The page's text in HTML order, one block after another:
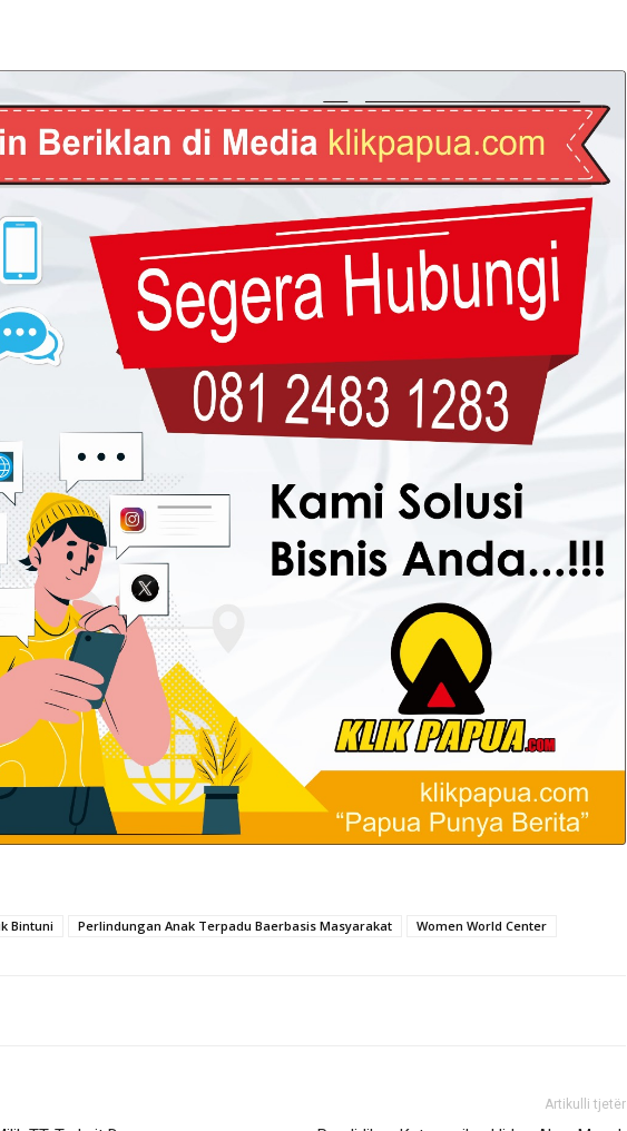
Bintuni Perlindungan Anak Terpadu Baerbasis Masyarakat Women World Center
Artikulli tjetër